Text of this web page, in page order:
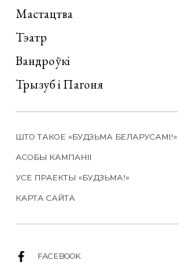
Мастацтва
Тэатр
Вандроўкі
Трызуб і Пагоня
ШТО ТАКОЕ «БУДЗЬМА БЕЛАРУСАМІ!»
АСОБЫ КАМПАНІІ
УСЕ ПРАЕКТЫ «БУДЗЬМА!»
КАРТА САЙТА
FACEBOOK